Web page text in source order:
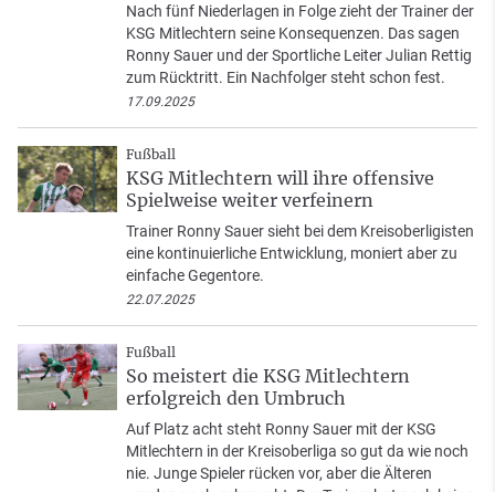
Nach fünf Niederlagen in Folge zieht der Trainer der
KSG Mitlechtern seine Konsequenzen. Das sagen
Ronny Sauer und der Sportliche Leiter Julian Rettig
zum Rücktritt. Ein Nachfolger steht schon fest.
17.09.2025
Fußball
KSG Mitlechtern will ihre offensive
Spielweise weiter verfeinern
Trainer Ronny Sauer sieht bei dem Kreisoberligisten
eine kontinuierliche Entwicklung, moniert aber zu
einfache Gegentore.
22.07.2025
Fußball
So meistert die KSG Mitlechtern
erfolgreich den Umbruch
Auf Platz acht steht Ronny Sauer mit der KSG
Mitlechtern in der Kreisoberliga so gut da wie noch
nie. Junge Spieler rücken vor, aber die Älteren